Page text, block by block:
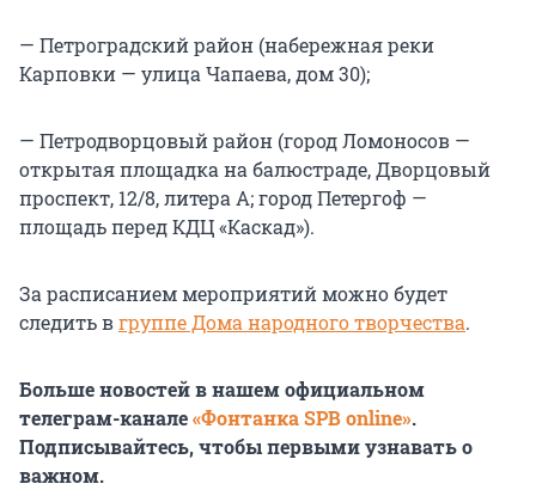
— Петроградский район (набережная реки
Карповки — улица Чапаева, дом 30);
— Петродворцовый район (город Ломоносов —
открытая площадка на балюстраде, Дворцовый
проспект, 12/8, литера А; город Петергоф —
площадь перед КДЦ «Каскад»).
За расписанием мероприятий можно будет
следить вгруппе Дома народного творчества.
Больше новостей в нашем официальном
телеграм-канале«Фонтанка SPB online».
Подписывайтесь, чтобы первыми узнавать о
важном.